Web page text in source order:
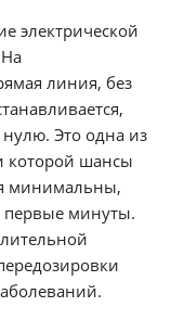
электрической
линия, без
нулю. Это одна из
которой шансы
минимальны,
первые минуты.